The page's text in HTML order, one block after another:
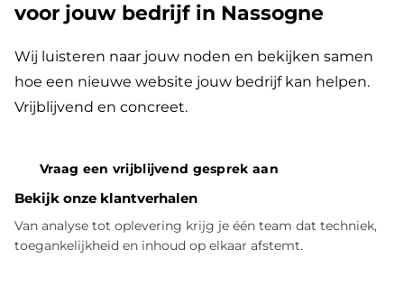
voor jouw bedrijf in Nassogne
Wij luisteren naar jouw noden en bekijken samen
hoe een nieuwe website jouw bedrijf kan helpen.
Vrijblijvend en concreet.
Vraag een vrijblijvend gesprek aan
Bekijk onze klantverhalen
Van analyse tot oplevering krijg je één team dat techniek,
toegankelijkheid en inhoud op elkaar afstemt.